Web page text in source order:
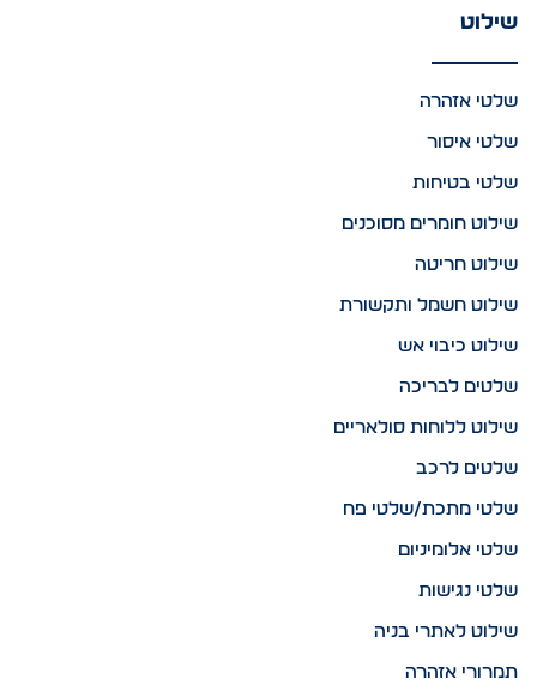
שילוט
שלטי אזהרה
שלטי איסור
שלטי בטיחות
שילוט חומרים מסוכנים
שילוט חריטה
שילוט חשמל ותקשורת
שילוט כיבוי אש
שלטים לבריכה
שילוט ללוחות סולאריים
שלטים לרכב
שלטי מתכת/שלטי פח
שלטי אלומיניום
שלטי נגישות
שילוט לאתרי בניה
תמרורי אזהרה